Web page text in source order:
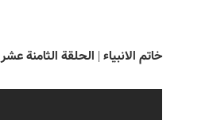
خاتم الانبياء | الحلقة الثامنة عشر